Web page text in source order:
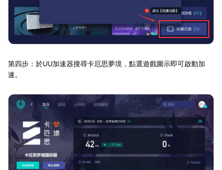
第四步：於UU加速器搜尋卡厄思夢境，點選遊戲圖示即可啟動加
速。